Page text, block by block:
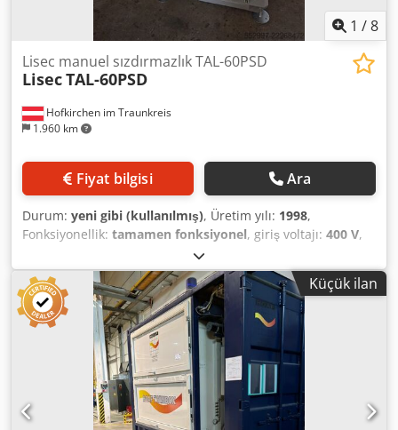
1 /8
Hofkirchen im Traunkreis
1.960 km
Lisec manuel sızdırmazlık TAL-60PSD
LisecTAL-60PSD
Fiyat bilgisi Ara
Durum: yeni gibi (kullanılmış), Üretim yılı: 1998,
Fonksiyonellik: tamamen fonksiyonel, giriş voltajı: 400 V,
, giriş akımı türü:
el ile yapılan sızdırmazlık makinesi, polisülfit için
üretilmiştir, üretim yılı 1998'dir ve şu anda tamamen
yenilenmektedir (yeni gibi görünecek ve yeni gibi
çalışacaktır, ilk fotoğraflara bakınız). Yenilenmiş makine,
Ağustos ayı sonundan itibaren kullanıma hazır olacaktır ve
o tarihten itibaren Macaristan'daki Oroahsza'daki
depomuzda incelenebilir. Dodpfxjziwv Ee Aliskr Makine şu
anda polisülfit ile çalışmaktadır, ancak isteğe bağlı olarak
silikonla çalışacak şekilde yeniden yapılandırılabilir.
Küçük ilan